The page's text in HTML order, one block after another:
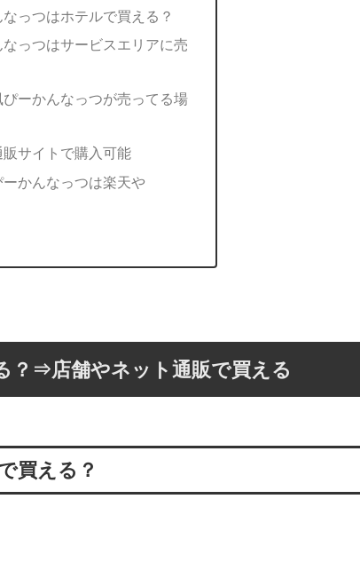
っつはホテルで買える？
っつはサービスエリアに売
ーかんなっつが売ってる場
サイトで購入可能
かんなっつは楽天や
？⇒店舗やネット通販で買える
買える？